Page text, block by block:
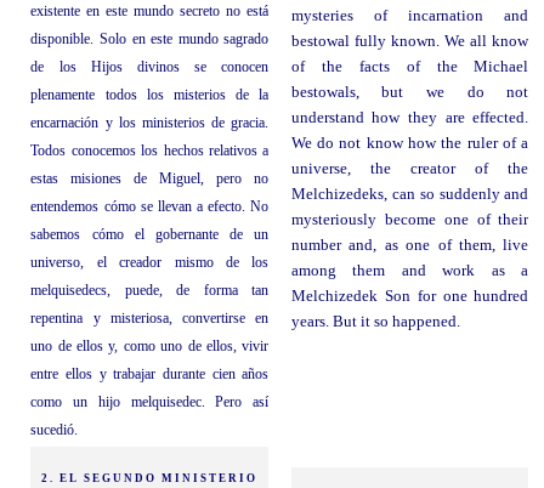
existente en este mundo secreto no está
disponible. Solo en este mundo sagrado
de los Hijos divinos se conocen
plenamente todos los misterios de la
encarnación y los ministerios de gracia.
Todos conocemos los hechos relativos a
estas misiones de Miguel, pero no
entendemos cómo se llevan a efecto. No
sabemos cómo el gobernante de un
universo, el creador mismo de los
melquisedecs, puede, de forma tan
repentina y misteriosa, convertirse en
uno de ellos y, como uno de ellos, vivir
entre ellos y trabajar durante cien años
como un hijo melquisedec. Pero así
sucedió.
mysteries of incarnation and
bestowal fully known. We all know
of the facts of the Michael
bestowals, but we do not
understand how they are effected.
We do not know how the ruler of a
universe, the creator of the
Melchizedeks, can so suddenly and
mysteriously become one of their
number and, as one of them, live
among them and work as a
Melchizedek Son for one hundred
years. But it so happened.
2. EL SEGUNDO MINISTERIO